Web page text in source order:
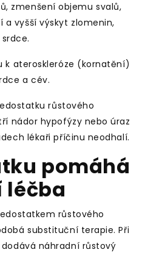
zmenšení objemu svalů,
a vyšší výskyt zlomenin,
k ateroskleróze (kornatění)
a cév.
růstového
nádor hypofýzy nebo úraz
lékaři příčinu neodhalí.
pomáhá
léčba
růstového
substituční terapie. Při
náhradní růstový